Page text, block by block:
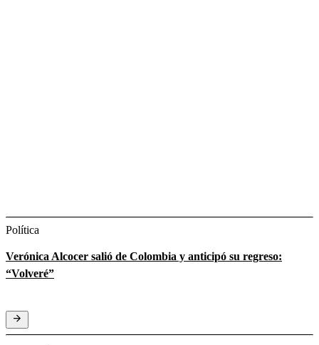
Política
Verónica Alcocer salió de Colombia y anticipó su regreso:
“Volveré”